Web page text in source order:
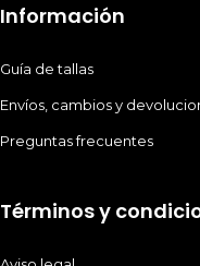
Información
Guía de tallas
Envíos, cambios y
Preguntas frecuentes
Términos y